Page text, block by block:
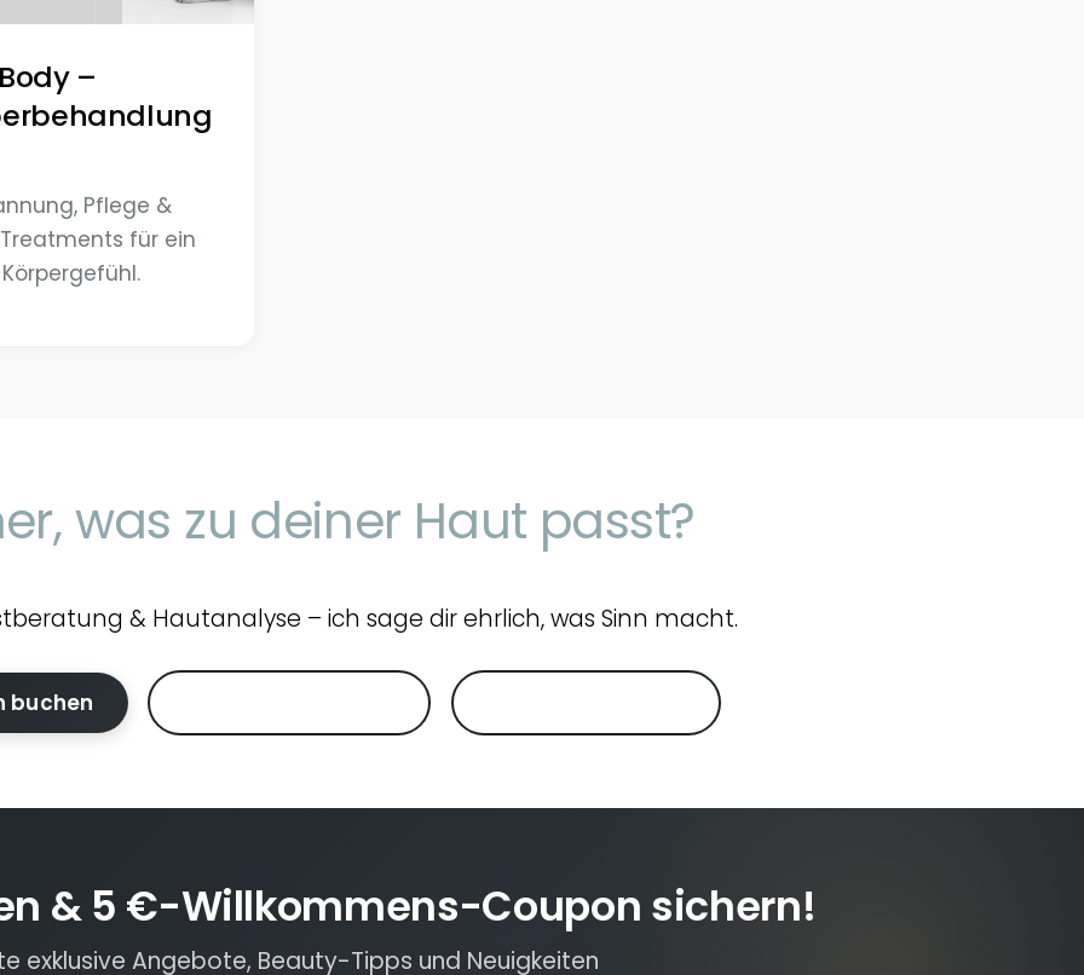
–
Pflege &
für ein
was zu deiner Haut passt?
& Hautanalyse – ich sage dir ehrlich, was Sinn macht.
buchen
& 5 €-Willkommens-Coupon sichern!
exklusive Angebote, Beauty-Tipps und Neuigkeiten